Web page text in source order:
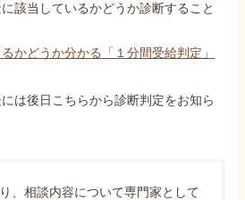
該当しているかどうか診断すること
かどうか分かる「１分間受給判定」
は後日こちらから診断判定をお知ら
、相談内容について専門家として